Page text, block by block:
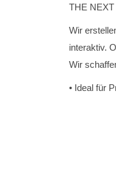
THE NEXT
Wir
interaktiv.
Wir
• Ideal für